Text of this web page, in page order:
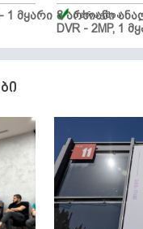
1 მყარი 8 არხიანი
DVR - 2MP, 1
მარაგშია